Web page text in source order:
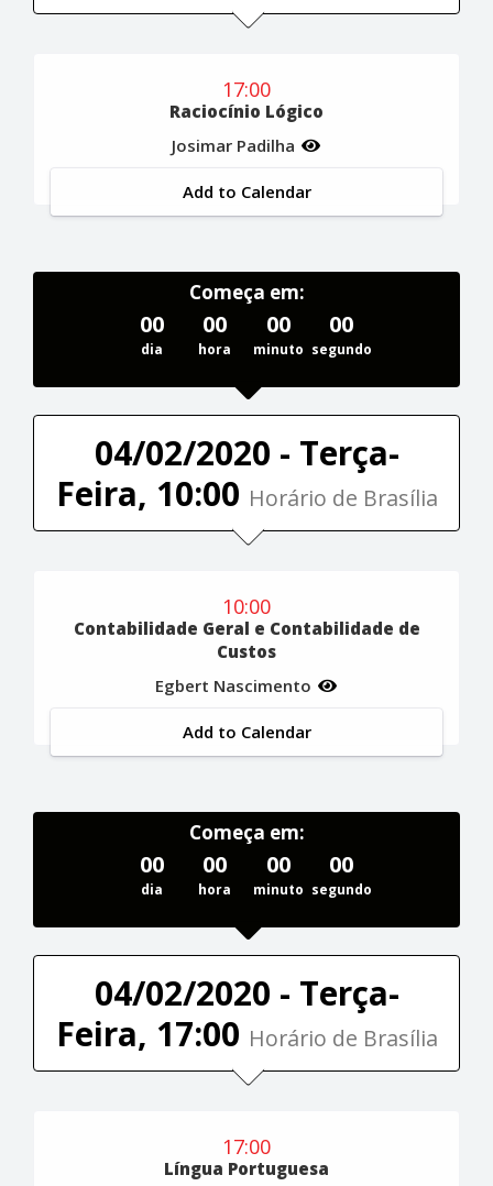
17:00
Raciocínio Lógico
Josimar Padilha
Add to Calendar
Começa em:
00
dia
00
hora
00
minuto
00
segundo
04/02/2020 - Terça-
Feira, 10:00 Horário de Brasília
10:00
Contabilidade Geral e Contabilidade de
Custos
Egbert Nascimento
Add to Calendar
Começa em:
00
dia
00
hora
00
minuto
00
segundo
04/02/2020 - Terça-
Feira, 17:00 Horário de Brasília
17:00
Língua Portuguesa